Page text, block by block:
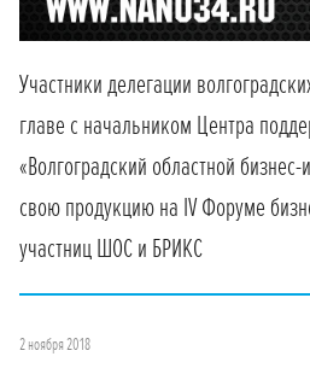
Участники делегации
главе с начальником Центра
«Волгоградский областной
свою продукцию на IV Форуме
участниц ШОС и БРИКС
2 ноября 2018